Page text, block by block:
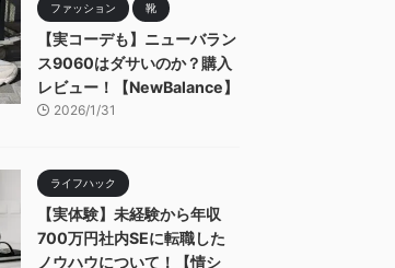
ファッション 靴
【実コーデも】ニューバラン
ス9060はダサいのか？購入
レビュー！【NewBalance】
2026/1/31
ライフハック
【実体験】未経験から年収
700万円社内SEに転職した
ノウハウについて！【情シ